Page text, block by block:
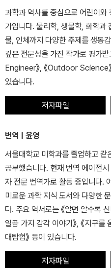
과학과 역사를 중심으로 어린이
가입니다. 물리학, 생물학, 화학과
물, 인체까지 다양한 주제를 생동
깊은 전문성을 가진 작가로 평가
Engineer》, 《Outdoor Science
있습니다.
저자파일
번역 | 윤영
서울대학교 미학과를 졸업하고
공부했습니다. 현재 번역 에이전
자 전문 번역가로 활동 중입니다.
미로운 과학 지식 도서와 다양한
다. 주요 역서로는 《알면 알수록
일곱 가지 감각 이야기》, 《지구를
대탐험》 등이 있습니다.
저자파일